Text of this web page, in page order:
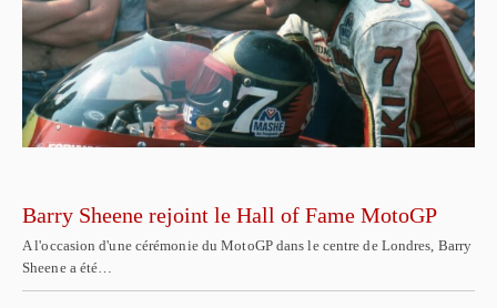
Barry Sheene rejoint le Hall of Fame MotoGP
A l'occasion d'une cérémonie du MotoGP dans le centre de Londres, Barry
Sheene a été…